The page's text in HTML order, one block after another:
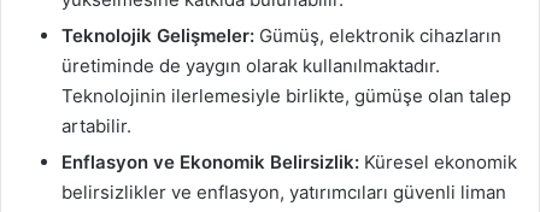
Teknolojik Gelişmeler: Gümüş, elektronik cihazların
üretiminde de yaygın olarak kullanılmaktadır.
Teknolojinin ilerlemesiyle birlikte, gümüşe olan talep
artabilir.
Enflasyon ve Ekonomik Belirsizlik: Küresel ekonomik
belirsizlikler ve enflasyon, yatırımcıları güvenli liman